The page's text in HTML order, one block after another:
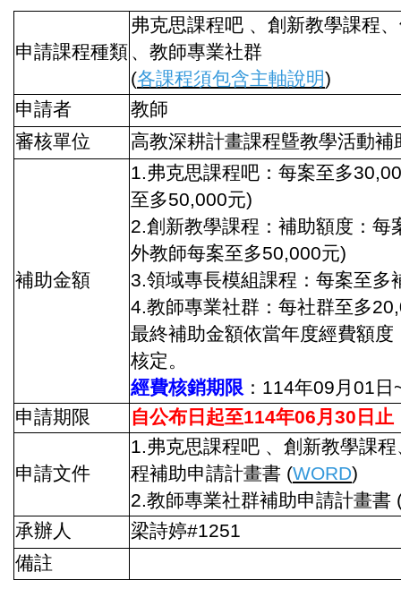
申請課程種類
弗克思課程吧 、創新教學課程
、教師專業社群
(各課程須包含主軸說明)
申請者
教師
審核單位
高教深耕計畫課程曁教學活動補
補助金額
1.弗克思課程吧：每案至多
至多50,000元)
2.創新教學課程：補助額度：每
外教師每案至多50,000元)
3.領域專長模組課程：每案至多
4.教師專業社群：每社群至多
最終補助金額依當年度經費額度
核定。
經費核銷期限 ：114年09月01日
申請期限
自公布日起至114年06月30日止
申請文件
1.弗克思課程吧 、創新教學課
程補助申請計畫書 (WORD)
2.教師專業社群補助申請計畫書
承辦人
梁詩婷#1251
備註